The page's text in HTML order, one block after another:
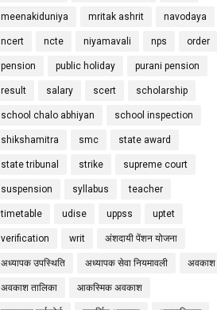
meenakiduniya mritak ashrit navodaya
ncert ncte niyamavali nps order
pension public holiday purani pension
result salary scert scholarship
school chalo abhiyan school inspection
shikshamitra smc state award
state tribunal strike supreme court
suspension syllabus teacher
timetable udise uppss uptet
verification writ अंशदायी पेंशन योजना
अध्यापक उपस्थिति अध्यापक सेवा नियमावली अवकाश
अवकाश तालिका आकस्मिक अवकाश